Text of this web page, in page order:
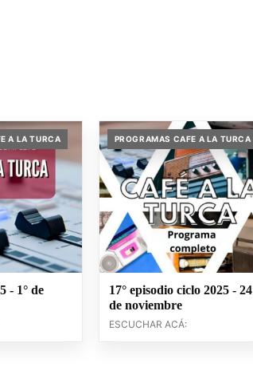
A LA TURCA
- 1° de
PROGRAMAS CAFE A LA TURCA
17° episodio ciclo 2025 - 24
de noviembre
ESCUCHAR ACÁ: